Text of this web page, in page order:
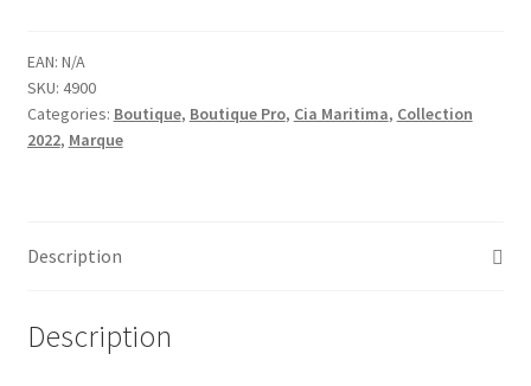
EAN: N/A
SKU: 4900
Categories: Boutique, Boutique Pro, Cia Maritima, Collection
2022, Marque
Description
Description